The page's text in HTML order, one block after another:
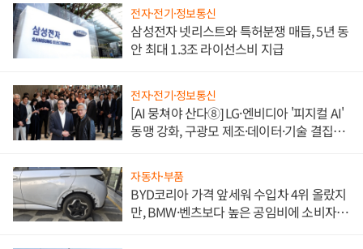
전자·전기·정보통신
삼성전자 넷리스트와 특허분쟁 매듭, 5년 동
안 최대 1.3조 라이선스비 지급
전자·전기·정보통신
[AI 뭉쳐야 산다⑧] LG·엔비디아 '피지컬 AI'
동맹 강화, 구광모 제조·데이터·기술 결집
자동차·부품
BYD코리아 가격 앞세워 수입차 4위 올랐지
만, BMW·벤츠보다 높은 공임비에 소비자